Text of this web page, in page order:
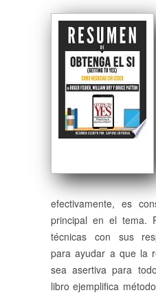
efectivamente, es
principal en el tema.
técnicas con sus
para ayudar a que la
sea asertiva para
libro ejemplifica